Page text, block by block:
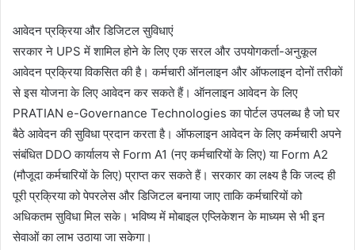
आवेदन प्रक्रिया और डिजिटल सुविधाएं
सरकार ने UPS में शामिल होने के लिए एक सरल और उपयोगकर्ता-अनुकूल
आवेदन प्रक्रिया विकसित की है। कर्मचारी ऑनलाइन और ऑफलाइन दोनों तरीकों
से इस योजना के लिए आवेदन कर सकते हैं। ऑनलाइन आवेदन के लिए
PRATIAN e-Governance Technologies का पोर्टल उपलब्ध है जो घर
बैठे आवेदन की सुविधा प्रदान करता है। ऑफलाइन आवेदन के लिए कर्मचारी अपने
संबंधित DDO कार्यालय से Form A1 (नए कर्मचारियों के लिए) या Form A2
(मौजूदा कर्मचारियों के लिए) प्राप्त कर सकते हैं। सरकार का लक्ष्य है कि जल्द ही
पूरी प्रक्रिया को पेपरलेस और डिजिटल बनाया जाए ताकि कर्मचारियों को
अधिकतम सुविधा मिल सके। भविष्य में मोबाइल एप्लिकेशन के माध्यम से भी इन
सेवाओं का लाभ उठाया जा सकेगा।